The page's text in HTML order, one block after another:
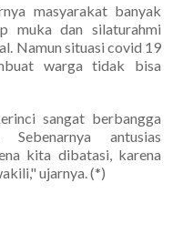
masyarakat banyak
muka dan silaturahmi
Namun situasi covid 19
warga tidak bisa
sangat berbangga
antusias
kita dibatasi, karena
ujarnya. (*)